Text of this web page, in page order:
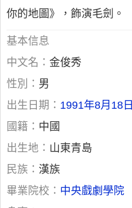
你的地圖》，飾演毛劍。
基本信息
中文名： 金俊秀
性別： 男
出生日期： 1991年8月18日
國籍： 中國
出生地： 山東青島
民族： 漢族
畢業院校： 中央戲劇學院